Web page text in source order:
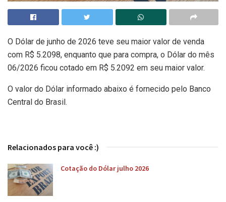
O Dólar de junho de 2026 teve seu maior valor de venda
com R$ 5.2098, enquanto que para compra, o Dólar do mês
06/2026 ficou cotado em R$ 5.2092 em seu maior valor.
O valor do Dólar informado abaixo é fornecido pelo Banco
Central do Brasil.
Relacionados para você :)
Cotação do Dólar julho 2026